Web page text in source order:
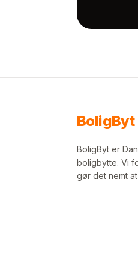
BoligByt
BoligByt er
boligbytte. Vi
gør det nemt